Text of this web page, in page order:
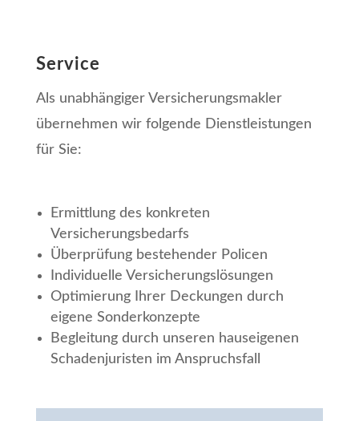
Service
Als unabhängiger Versicherungsmakler
übernehmen wir folgende Dienstleistungen
für Sie:
Ermittlung des konkreten
Versicherungsbedarfs
Überprüfung bestehender Policen
Individuelle Versicherungslösungen
Optimierung Ihrer Deckungen durch
eigene Sonderkonzepte
Begleitung durch unseren hauseigenen
Schadenjuristen im Anspruchsfall